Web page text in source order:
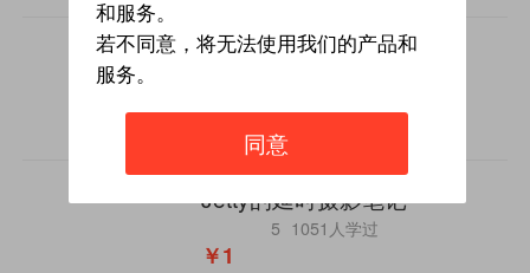
一分钟学拍照
￥259
Jetty的延时摄影笔记
5 1051人学过
￥1
和服务。
若不同意，将无法使用我们的产品和
服务。
同意